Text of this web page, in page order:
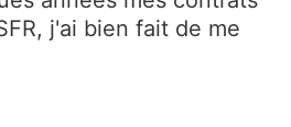
j'ai bien fait de me